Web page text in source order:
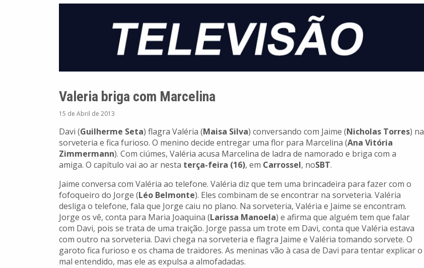
Valeria briga com Marcelina
15 de Abril de 2013
Davi (Guilherme Seta) flagra Valéria (Maisa Silva) conversando com Jaime (Nicholas Torres) na
sorveteria e fica furioso. O menino decide entregar uma flor para Marcelina (Ana Vitória
Zimmermann). Com ciúmes, Valéria acusa Marcelina de ladra de namorado e briga com a
amiga. O capítulo vai ao ar nesta terça-feira (16), em Carrossel, noSBT.
Jaime conversa com Valéria ao telefone. Valéria diz que tem uma brincadeira para fazer com o
fofoqueiro do Jorge (Léo Belmonte). Eles combinam de se encontrar na sorveteria. Valéria
desliga o telefone, fala que Jorge caiu no plano. Na sorveteria, Valéria e Jaime se encontram.
Jorge os vê, conta para Maria Joaquina (Larissa Manoela) e afirma que alguém tem que falar
com Davi, pois se trata de uma traição. Jorge passa um trote em Davi, conta que Valéria estava
com outro na sorveteria. Davi chega na sorveteria e flagra Jaime e Valéria tomando sorvete. O
garoto fica furioso e os chama de traidores. As meninas vão à casa de Davi para tentar explicar o
mal entendido, mas ele as expulsa a almofadadas.